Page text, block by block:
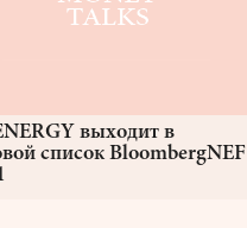
выходит в
список BloombergNEF